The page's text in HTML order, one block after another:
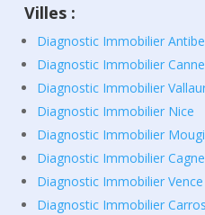
Villes :
Diagnostic Immobilier
Diagnostic Immobilier
Diagnostic Immobilier
Diagnostic Immobilier Nice
Diagnostic Immobilier
Diagnostic Immobilier
Diagnostic Immobilier Vence
Diagnostic Immobilier Carros